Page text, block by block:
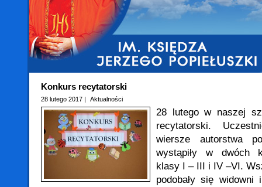
Konkurs recytatorski
28 lutego 2017 | Aktualności
28 lutego w naszej
recytatorski.
wiersze autorstwa
wystąpiły w dwóch
klasy I – III i IV –VI.
podobały się